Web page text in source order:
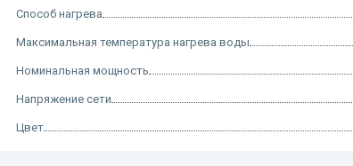
Способ нагрева
Максимальная температура нагрева воды
Номинальная мощность
Напряжение сети
Цвет